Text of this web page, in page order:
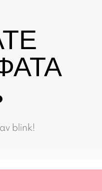
blink!